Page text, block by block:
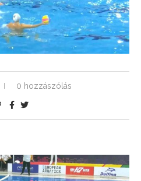
0 hozzászólás